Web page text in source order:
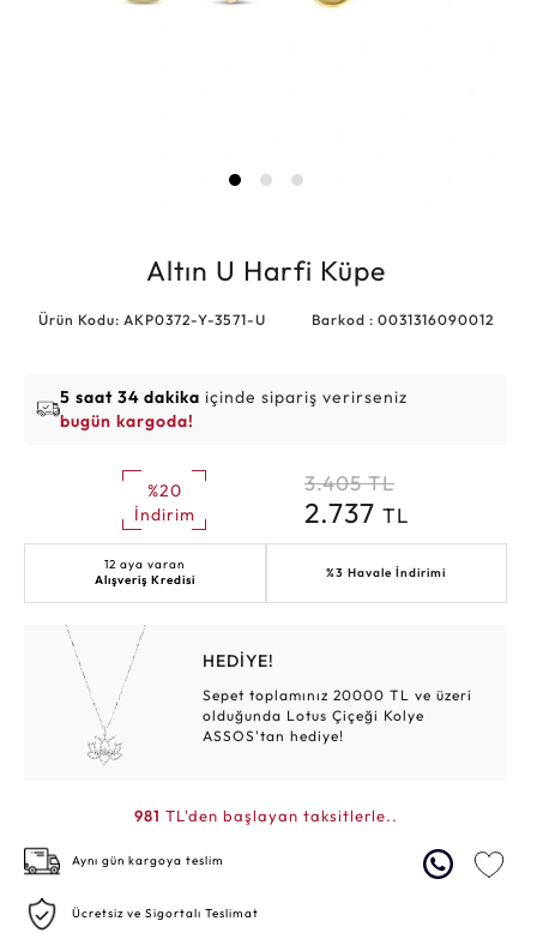
Altın U Harfi Küpe
Ürün Kodu: AKP0372-Y-3571-U Barkod : 0031316090012
5 saat 34 dakika içinde sipariş verirseniz
bugün kargoda!
%20
İndirim
3.405 TL
2.737 TL
12 aya varan
Alışveriş Kredisi
%3 Havale İndirimi
HEDİYE!
Sepet toplamınız 20000 TL ve üzeri
olduğunda Lotus Çiçeği Kolye
ASSOS'tan hediye!
981 TL'den başlayan taksitlerle..
Aynı gün kargoya teslim
Ücretsiz ve Sigortalı Teslimat